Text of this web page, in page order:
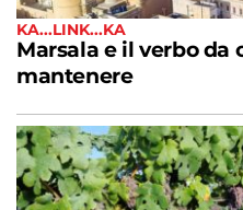
KA...LINK...KA
Marsala e il verbo da
mantenere